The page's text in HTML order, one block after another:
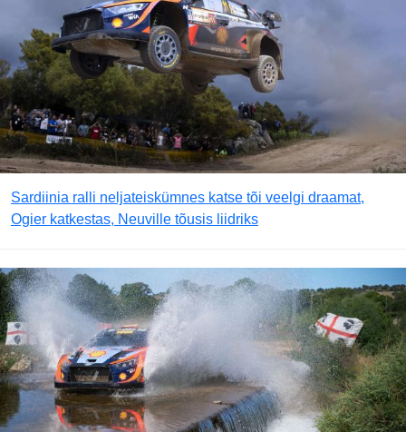
Sardiinia ralli neljateiskümnes katse tõi veelgi draamat,
Ogier katkestas, Neuville tõusis liidriks